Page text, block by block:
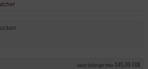
Unser bisheriger Preis 345,00 EUR